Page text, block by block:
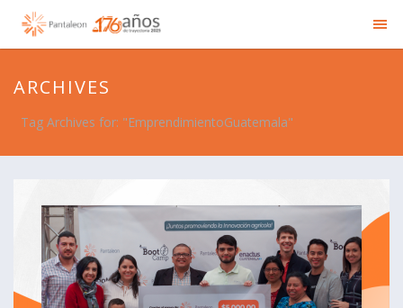
ARCHIVES
Tag Archives for: "EmprendimientoGuatemala"